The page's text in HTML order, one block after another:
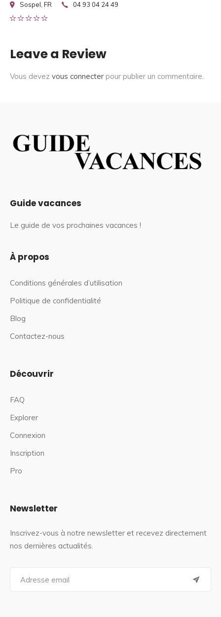
Sospel, FR 04 93 04 24 49
Leave a Review
Vous devez vous connecter pour publier un commentaire.
Guide vacances
Le guide de vos prochaines vacances !
À propos
Conditions générales d’utilisation
Politique de confidentialité
Blog
Contactez-nous
Découvrir
FAQ
Explorer
Connexion
Inscription
Pro
Newsletter
Inscrivez-vous à notre newsletter et recevez directement
nos dernières actualités.
a